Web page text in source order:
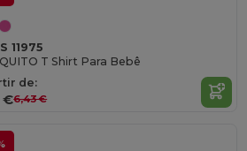
11975
T Shirt Para Bebê
de:
€6,43 €